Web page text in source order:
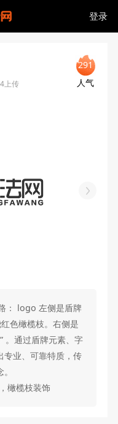
登录
上传
291
人气
： logo 左侧是盾牌
色橄榄枝。右侧是
。通过盾牌元素、字
专业、可靠特质，传
橄榄枝装饰